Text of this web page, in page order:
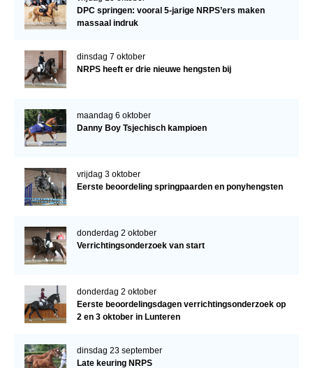
DPC springen: vooral 5-jarige NRPS’ers maken
massaal indruk
dinsdag 7 oktober
NRPS heeft er drie nieuwe hengsten bij
maandag 6 oktober
Danny Boy Tsjechisch kampioen
vrijdag 3 oktober
Eerste beoordeling springpaarden en ponyhengsten
donderdag 2 oktober
Verrichtingsonderzoek van start
donderdag 2 oktober
Eerste beoordelingsdagen verrichtingsonderzoek op
2 en 3 oktober in Lunteren
dinsdag 23 september
Late keuring NRPS